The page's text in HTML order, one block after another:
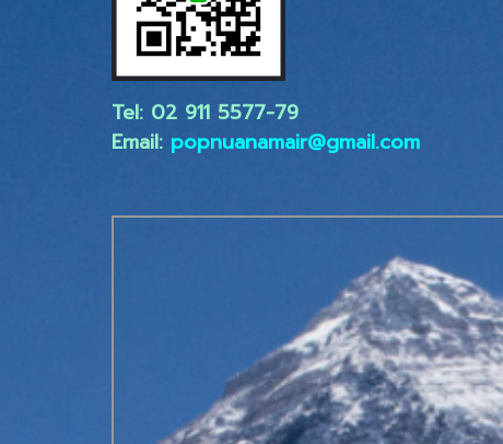
Tel: 02 ​911 5577-79
Email: popnuanamair@gmail.com